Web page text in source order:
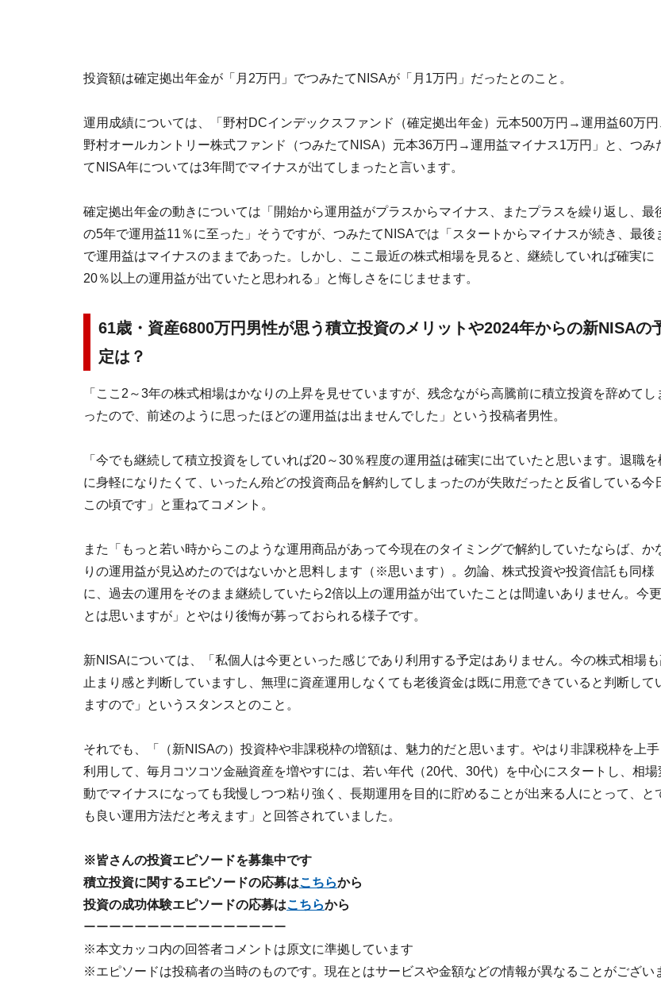
投資額は確定拠出年金が「月2万円」でつみたてNISAが「月1万円」だったとのこと。
運用成績については、「野村DCインデックスファンド（確定拠出年金）元本500万円→運用益60万円
野村オールカントリー株式ファンド（つみたてNISA）元本36万円→運用益マイナス1万円」と、つみ
てNISA年については3年間でマイナスが出てしまったと言います。
確定拠出年金の動きについては「開始から運用益がプラスからマイナス、またプラスを繰り返し、最
の5年で運用益11％に至った」そうですが、つみたてNISAでは「スタートからマイナスが続き、最後
で運用益はマイナスのままであった。しかし、ここ最近の株式相場を見ると、継続していれば確実に
20％以上の運用益が出ていたと思われる」と悔しさをにじませます。
61歳・資産6800万円男性が思う積立投資のメリットや2024年からの新NISAの
定は？
「ここ2～3年の株式相場はかなりの上昇を見せていますが、残念ながら高騰前に積立投資を辞めてし
ったので、前述のように思ったほどの運用益は出ませんでした」という投稿者男性。
「今でも継続して積立投資をしていれば20～30％程度の運用益は確実に出ていたと思います。退職を
に身軽になりたくて、いったん殆どの投資商品を解約してしまったのが失敗だったと反省している今
この頃です」と重ねてコメント。
また「もっと若い時からこのような運用商品があって今現在のタイミングで解約していたならば、か
りの運用益が見込めたのではないかと思料します（※思います）。勿論、株式投資や投資信託も同様
に、過去の運用をそのまま継続していたら2倍以上の運用益が出ていたことは間違いありません。今更
とは思いますが」とやはり後悔が募っておられる様子です。
新NISAについては、「私個人は今更といった感じであり利用する予定はありません。今の株式相場も
止まり感と判断していますし、無理に資産運用しなくても老後資金は既に用意できていると判断して
ますので」というスタンスとのこと。
それでも、「（新NISAの）投資枠や非課税枠の増額は、魅力的だと思います。やはり非課税枠を上手
利用して、毎月コツコツ金融資産を増やすには、若い年代（20代、30代）を中心にスタートし、相場
動でマイナスになっても我慢しつつ粘り強く、長期運用を目的に貯めることが出来る人にとって、と
も良い運用方法だと考えます」と回答されていました。
※皆さんの投資エピソードを募集中です
積立投資に関するエピソードの応募はこちらから
投資の成功体験エピソードの応募はこちらから
ーーーーーーーーーーーーーーーー
※本文カッコ内の回答者コメントは原文に準拠しています
※エピソードは投稿者の当時のものです。現在とはサービスや金額などの情報が異なることがござい